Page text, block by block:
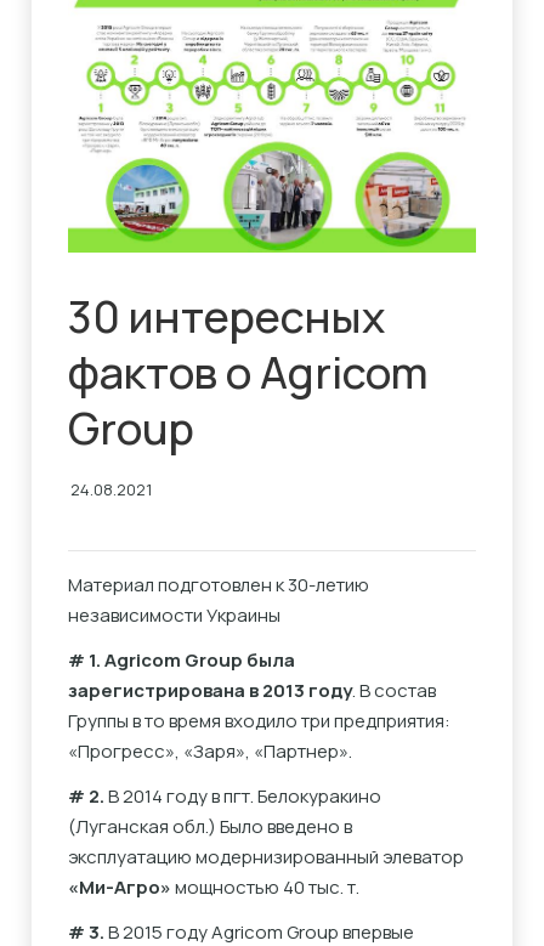
30 интересных
фактов о Agricom
Group
24.08.2021
Материал подготовлен к 30-летию
независимости Украины
# 1. Agricom Group была
зарегистрирована в 2013 году. В состав
Группы в то время входило три предприятия:
«Прогресс», «Заря», «Партнер».
# 2.В 2014 году в пгт. Белокуракино
(Луганская обл.) Было введено в
эксплуатацию модернизированный элеватор
«Ми-Агро»мощностью 40 тыс. т.
# 3.В 2015 году Agricom Group впервые